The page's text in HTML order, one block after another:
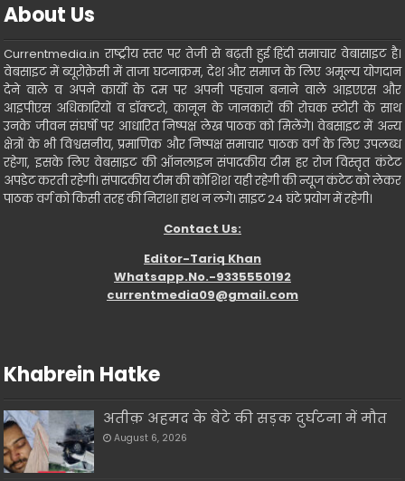
About Us
Currentmedia.in राष्ट्रीय स्तर पर तेजी से बढ़ती हुई हिंदी समाचार वेबासाइट है।
वेबसाइट में ब्यूरोक्रेसी में ताजा घटनाक्रम, देश और समाज के लिए अमूल्य योगदान
देने वाले व अपने कार्यो के दम पर अपनी पहचान बनाने वाले आइएएस और
आइपीएस अधिकारियों व डॉक्टरो, कानून के जानकारों की रोचक स्टोरी के साथ
उनके जीवन संघर्षो पर आधारित निष्पक्ष लेख पाठक को मिलेंगे। वेबसाइट में अन्य
क्षेत्रों के भी विश्वसनीय, प्रमाणिक और निष्पक्ष समाचार पाठक वर्ग के लिए उपलब्ध
रहेगा, इसके लिए वेबसाइट की ऑनलाइन संपादकीय टीम हर रोज विस्तृत कंटेट
अपडेट करती रहेगी। संपादकीय टीम की कोशिश यही रहेगी की न्यूज कंटेट को लेकर
पाठक वर्ग को किसी तरह की निराशा हाथ न लगे। साइट 24 घंटे प्रयोग में रहेगी।
Contact Us:
Editor-Tariq Khan
Whatsapp.No.-9335550192
currentmedia09@gmail.com
Khabrein Hatke
अतीक़ अहमद के बेटे की सड़क दुर्घटना में मौत
August 6, 2026